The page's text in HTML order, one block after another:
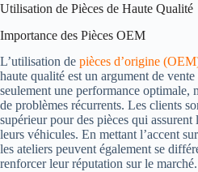
Utilisation de Pièces de Haute Qualité
Importance des Pièces OEM
L’utilisation de pièces d’origine
haute qualité est un argument de
seulement une performance optimale,
de problèmes récurrents. Les clients
supérieur pour des pièces qui
leurs véhicules. En mettant l’accent
les ateliers peuvent également se
renforcer leur réputation sur le marché.